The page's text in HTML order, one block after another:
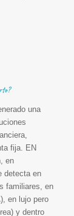
una
fija. EN
en
detecta en
familiares, en
en lujo pero
y dentro